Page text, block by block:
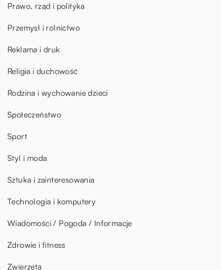
Prawo, rząd i polityka
Przemysł i rolnictwo
Reklama i druk
Religia i duchowość
Rodzina i wychowanie dzieci
Społeczeństwo
Sport
Styl i moda
Sztuka i zainteresowania
Technologia i komputery
Wiadomości / Pogoda / Informacje
Zdrowie i fitness
Zwierzęta